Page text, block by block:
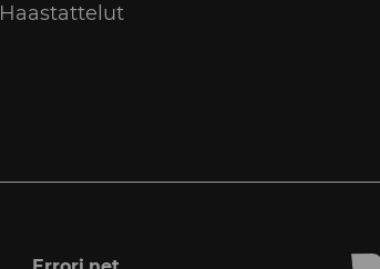
Haastattelut